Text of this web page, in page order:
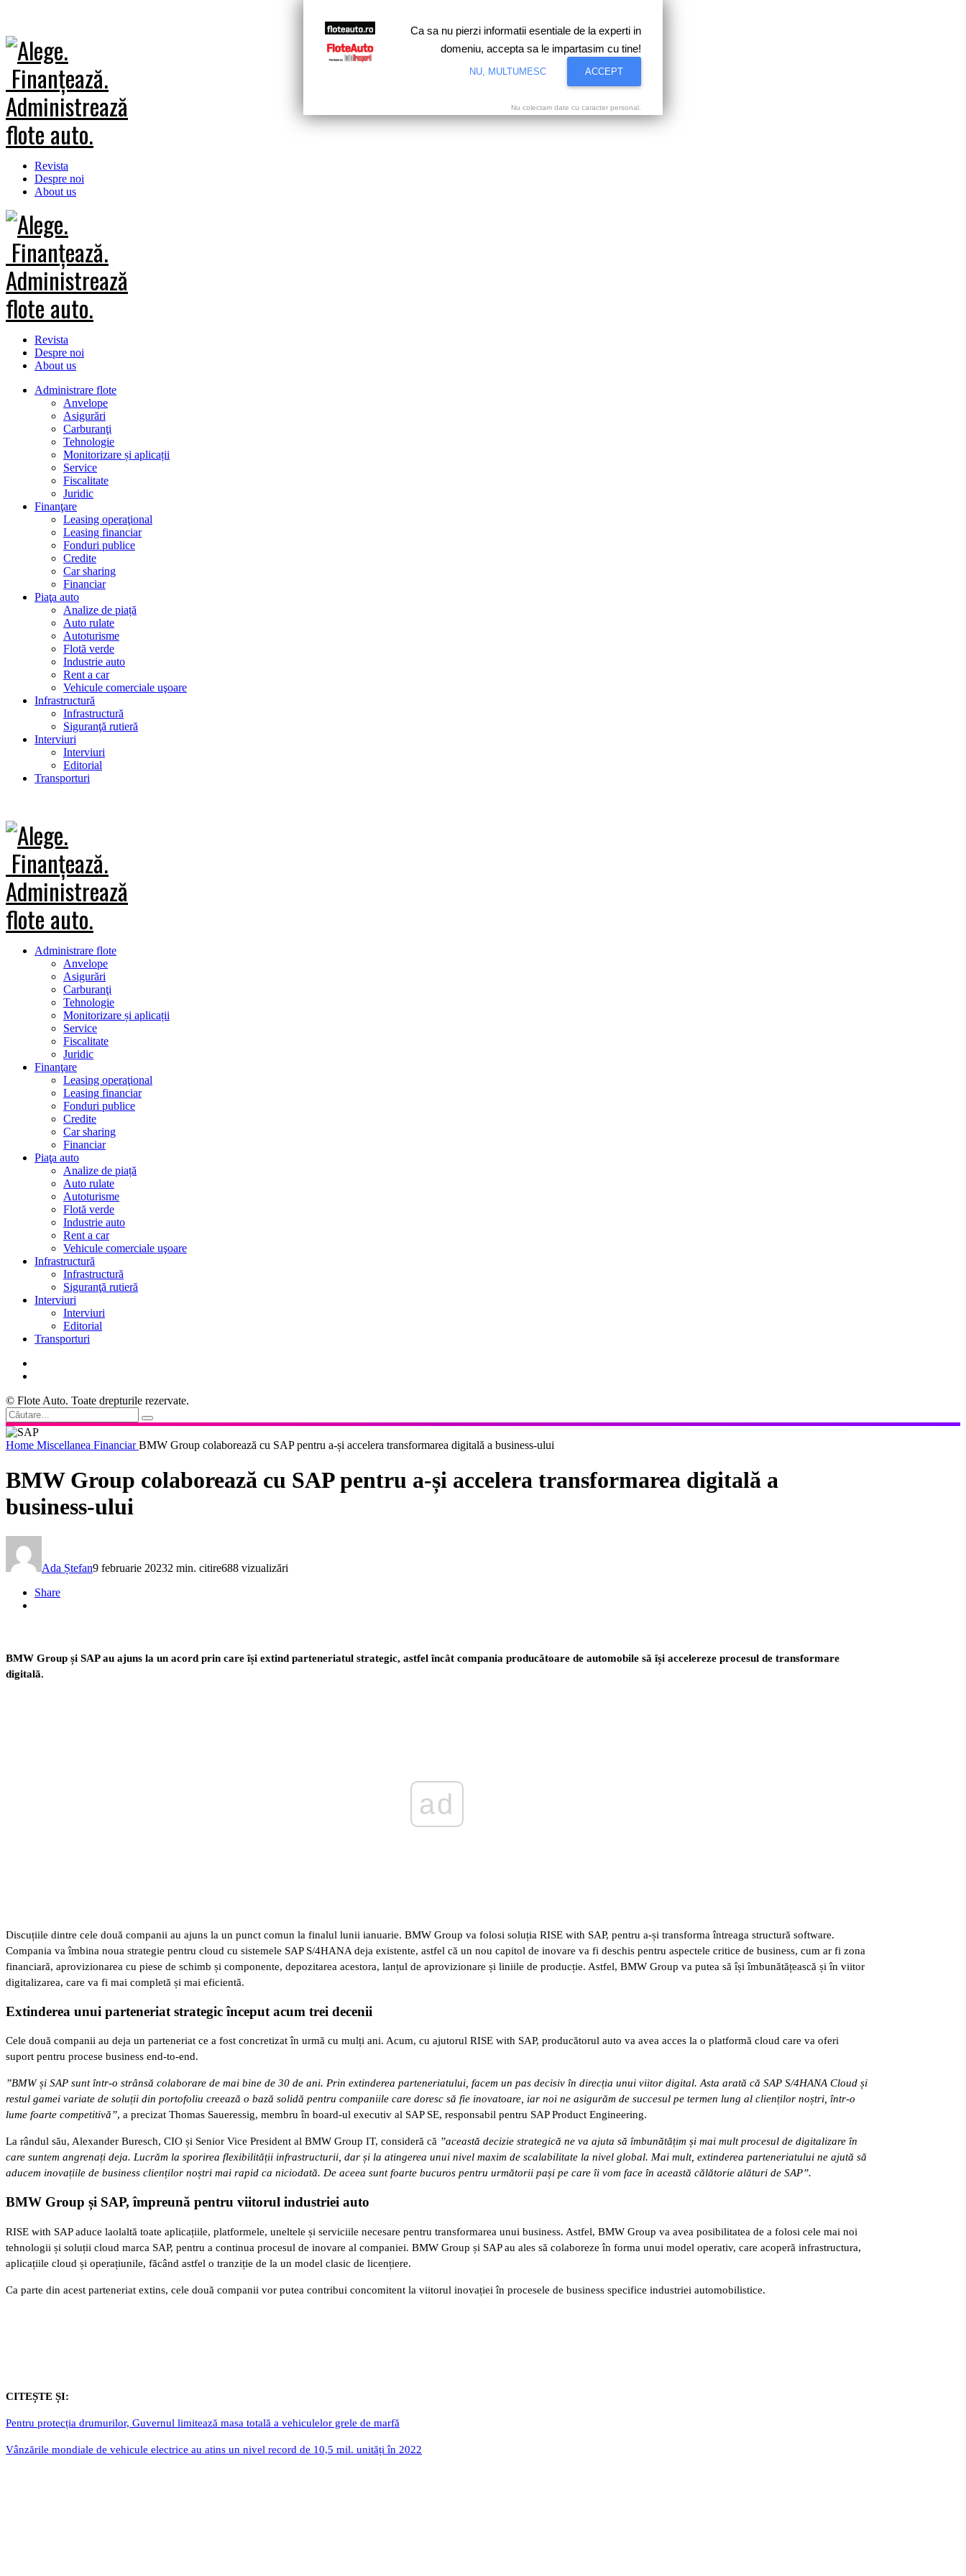
Revista
Despre noi
About us
Revista
Despre noi
About us
Administrare flote
Anvelope
Asigurări
Carburanţi
Tehnologie
Monitorizare și aplicații
Service
Fiscalitate
Juridic
Finanţare
Leasing operaţional
Leasing financiar
Fonduri publice
Credite
Car sharing
Financiar
Piaţa auto
Analize de piață
Auto rulate
Autoturisme
Flotă verde
Industrie auto
Rent a car
Vehicule comerciale uşoare
Infrastructură
Infrastructură
Siguranţă rutieră
Interviuri
Interviuri
Editorial
Transporturi
Administrare flote
Anvelope
Asigurări
Carburanţi
Tehnologie
Monitorizare și aplicații
Service
Fiscalitate
Juridic
Finanţare
Leasing operaţional
Leasing financiar
Fonduri publice
Credite
Car sharing
Financiar
Piaţa auto
Analize de piață
Auto rulate
Autoturisme
Flotă verde
Industrie auto
Rent a car
Vehicule comerciale uşoare
Infrastructură
Infrastructură
Siguranţă rutieră
Interviuri
Interviuri
Editorial
Transporturi
© Flote Auto. Toate drepturile rezervate.
Home Miscellanea FinanciarBMW Group colaborează cu SAP pentru a-și accelera transformarea digitală a business-ului
BMW Group colaborează cu SAP pentru a-și accelera transformarea digitală a
business-ului
Ada Ștefan9 februarie 20232 min. citire688 vizualizări
Share
BMW Group și SAP au ajuns la un acord prin care își extind parteneriatul strategic, astfel încât compania producătoare de automobile să își accelereze procesul de transformare
digitală.
ad
Discuțiile dintre cele două companii au ajuns la un punct comun la finalul lunii ianuarie. BMW Group va folosi soluția RISE with SAP, pentru a-și transforma întreaga structură software.
Compania va îmbina noua strategie pentru cloud cu sistemele SAP S/4HANA deja existente, astfel că un nou capitol de inovare va fi deschis pentru aspectele critice de business, cum ar fi zona
financiară, aprovizionarea cu piese de schimb și componente, depozitarea acestora, lanțul de aprovizionare și liniile de producție. Astfel, BMW Group va putea să își îmbunătățească și în viitor
digitalizarea, care va fi mai completă și mai eficientă.
Extinderea unui parteneriat strategic început acum trei decenii
Cele două companii au deja un parteneriat ce a fost concretizat în urmă cu mulți ani. Acum, cu ajutorul RISE with SAP, producătorul auto va avea acces la o platformă cloud care va oferi
suport pentru procese business end-to-end.
”BMW și SAP sunt într-o strânsă colaborare de mai bine de 30 de ani. Prin extinderea parteneriatului, facem un pas decisiv în direcția unui viitor digital. Asta arată că SAP S/4HANA Cloud și
restul gamei variate de soluții din portofoliu creează o bază solidă pentru companiile care doresc să fie inovatoare, iar noi ne asigurăm de succesul pe termen lung al clienților noștri, într-o
lume foarte competitivă”, a precizat Thomas Saueressig, membru în board-ul executiv al SAP SE, responsabil pentru SAP Product Engineering.
La rândul său, Alexander Buresch, CIO și Senior Vice President al BMW Group IT, consideră că ”această decizie strategică ne va ajuta să îmbunătățim și mai mult procesul de digitalizare în
care suntem angrenați deja. Lucrăm la sporirea flexibilității infrastructurii, dar și la atingerea unui nivel maxim de scalabilitate la nivel global. Mai mult, extinderea parteneriatului ne ajută să
aducem inovațiile de business clienților noștri mai rapid ca niciodată. De aceea sunt foarte bucuros pentru următorii pași pe care îi vom face în această călătorie alături de SAP”.
BMW Group și SAP, împreună pentru viitorul industriei auto
RISE with SAP aduce laolaltă toate aplicațiile, platformele, uneltele și serviciile necesare pentru transformarea unui business. Astfel, BMW Group va avea posibilitatea de a folosi cele mai noi
tehnologii și soluții cloud marca SAP, pentru a continua procesul de inovare al companiei. BMW Group și SAP au ales să colaboreze în forma unui model operativ, care acoperă infrastructura,
aplicațiile cloud și operațiunile, făcând astfel o tranziție de la un model clasic de licențiere.
Ca parte din acest parteneriat extins, cele două companii vor putea contribui concomitent la viitorul inovației în procesele de business specifice industriei automobilistice.
CITEȘTE ȘI:
Pentru protecția drumurilor, Guvernul limitează masa totală a vehiculelor grele de marfă
Vânzările mondiale de vehicule electrice au atins un nivel record de 10,5 mil. unități în 2022
Ca sa nu pierzi informatii esentiale de la experti in
domeniu, accepta sa le impartasim cu tine!
NU, MULTUMESC ACCEPT
Nu colectam date cu caracter personal.